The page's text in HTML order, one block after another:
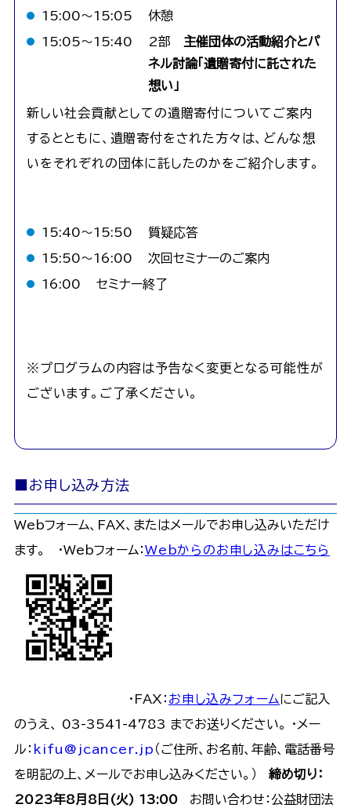
15:00～15:05 休憩
15:05～15:40 2部 主催団体の活動紹介とパ
ネル討論「遺贈寄付に託された
想い」
新しい社会貢献としての遺贈寄付についてご案内
するとともに、遺贈寄付をされた方々は、どんな想
いをそれぞれの団体に託したのかをご紹介します。
15:40～15:50 質疑応答
15:50～16:00 次回セミナーのご案内
16:00 セミナー終了
※プログラムの内容は予告なく変更となる可能性が
ございます。ご了承ください。
■お申し込み方法
Webフォーム、FAX、またはメールでお申し込みいただけ
ます。 ・Webフォーム：Webからのお申し込みはこちら
・FAX： お申し込みフォームにご記入
のうえ、 03-3541-4783 までお送りください。 ・メー
ル： kifu@jcancer.jp （ご住所、お名前、年齢、電話番号
を明記の上、メールでお申し込みください。） 締め切り：
2023年8月8日(火) 13:00お問い合わせ：公益財団法